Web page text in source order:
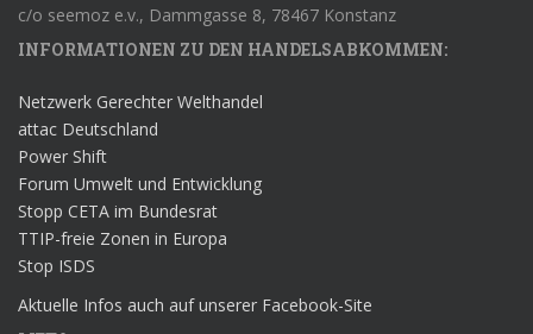
c/o seemoz e.v., Dammgasse 8, 78467 Konstanz
INFORMATIONEN ZU DEN HANDELSABKOMMEN:
Netzwerk Gerechter Welthandel
attac Deutschland
Power Shift
Forum Umwelt und Entwicklung
Stopp CETA im Bundesrat
TTIP-freie Zonen in Europa
Stop ISDS
Aktuelle Infos auch auf unserer Facebook-Site